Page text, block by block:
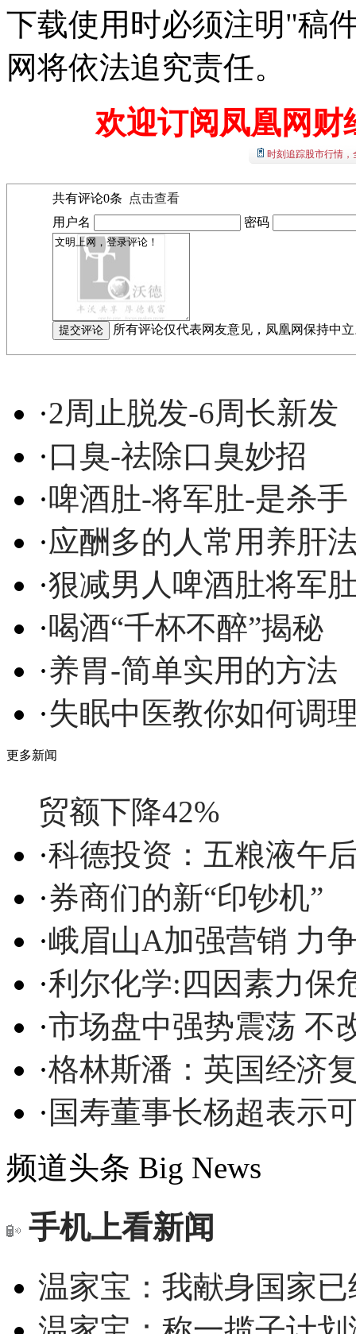
下载使用时必须注明"稿
网将依法追究责任。
欢迎订阅凤凰网财
时刻追踪股市行情
共有评论0条
点击查看
用户名
密码
所有评论仅代表网友意见，凤凰网保持中
·2周止脱发-6周长新发
·口臭-祛除口臭妙招
·啤酒肚-将军肚-是杀手
·应酬多的人常用养肝
·狠减男人啤酒肚将军
·喝酒“千杯不醉”揭秘
·养胃-简单实用的方法
·失眠中医教你如何调
更多新闻
贸额下降42%
·科德投资：五粮液午
·券商们的新“印钞机”
·峨眉山A加强营销 力
·利尔化学:四因素力保
·市场盘中强势震荡 不
·格林斯潘：英国经济
· 国寿董事长杨超表示
频道头条 Big News
手机上看新闻
温家宝：我献身国家